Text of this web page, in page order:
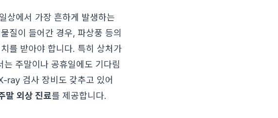
상에서 가장 흔하게 발생하는
질이 들어간 경우, 파상풍 등의
를 받아야 합니다. 특히 상처가
는 주말이나 공휴일에도 기다림
ray 검사 장비도 갖추고 있어
말 외상 진료를 제공합니다.